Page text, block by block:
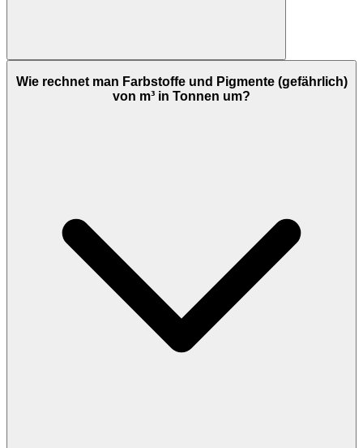
Wie rechnet man Farbstoffe und Pigmente (gefährlich)
von m³ in Tonnen um?